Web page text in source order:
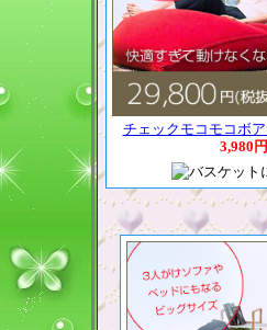
チェックモコモコボ
3,980円